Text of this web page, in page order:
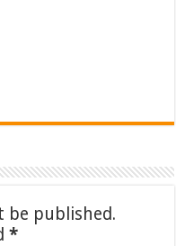
be published.
*